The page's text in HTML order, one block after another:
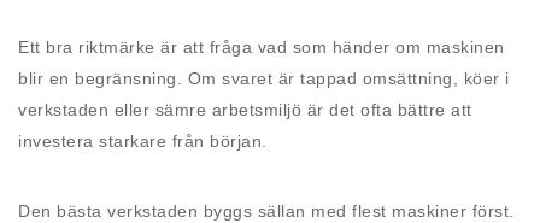
Ett bra riktmärke är att fråga vad som händer om maskinen
blir en begränsning. Om svaret är tappad omsättning, köer i
verkstaden eller sämre arbetsmiljö är det ofta bättre att
investera starkare från början.
Den bästa verkstaden byggs sällan med flest maskiner först.